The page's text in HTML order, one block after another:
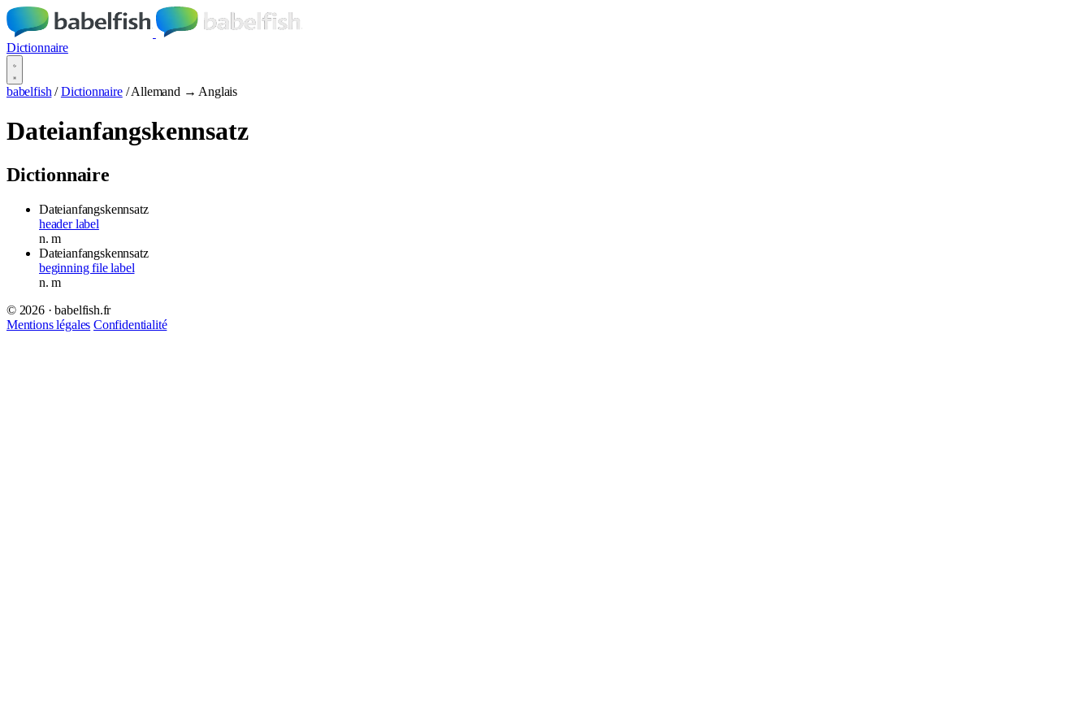
Dictionnaire
babelfish / Dictionnaire / Allemand → Anglais
Dateianfangskennsatz
Dictionnaire
Dateianfangskennsatz
header label
n.m
Dateianfangskennsatz
beginning file label
n.m
© 2026 · babelfish.fr
Mentions légales Confidentialité